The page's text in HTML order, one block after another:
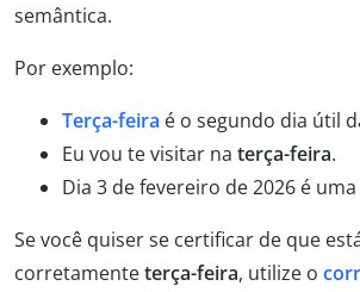
semântica.
Por exemplo:
Terça-feira é o segundo dia útil
Eu vou te visitar na terça-feira.
Dia 3 de fevereiro de 2026 é uma
Se você quiser se certificar de que
corretamenteterça-feira, utilize o